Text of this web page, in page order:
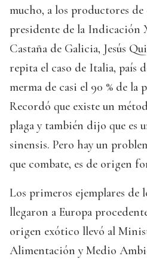
mucho, a los productores
presidente de la Indicación
Castaña de Galicia, Jesús
repita el caso de Italia, país
merma de casi el 90 % de la
Recordó que existe un
plaga y también dijo que es
sinensis. Pero hay un
que combate, es de origen
Los primeros ejemplares de
llegaron a Europa
origen exótico llevó al
Alimentación y Medio